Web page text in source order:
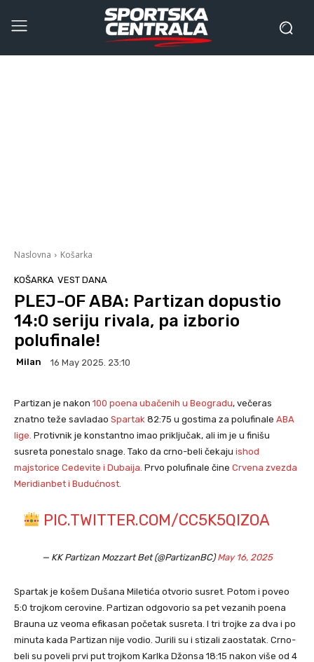
Naslovna Košarka
KOŠARKA VEST DANA
PLEJ-OF ABA: Partizan dopustio
14:0 seriju rivala, pa izborio
polufinale!
Milan 16 May 2025. 23:10
Partizan je nakon 100 poena ubačenih u Beogradu, večeras
znatno teže savladao Spartak 82:75 u gostima za polufinale ABA
lige. Protivnik je konstantno imao priključak, ali im je u finišu
susreta ponestalo snage. Tako da crno-beli čekaju ishod
majstorice Cedevite i Dubaija. Prvo polufinale čine Crvena zvezda
Meridianbet i Budućnost.
PIC.TWITTER.COM/CC5K5QIZOA
— KK Partizan Mozzart Bet (@PartizanBC)May 16, 2025
Spartak je košem Dušana Miletića otvorio susret. Potom i poveo
5:0 trojkom cerovine. Partizan odgovorio sa pet vezanih poena
Brauna uz veoma efikasan početak susreta. I tri trojke za dva i po
minuta kada Partizan nije vodio. Jurili su i stizali zaostatak. Crno-
beli su poveli prvi put trojkom Karlka Džonsa 18:15 nakon više od 4